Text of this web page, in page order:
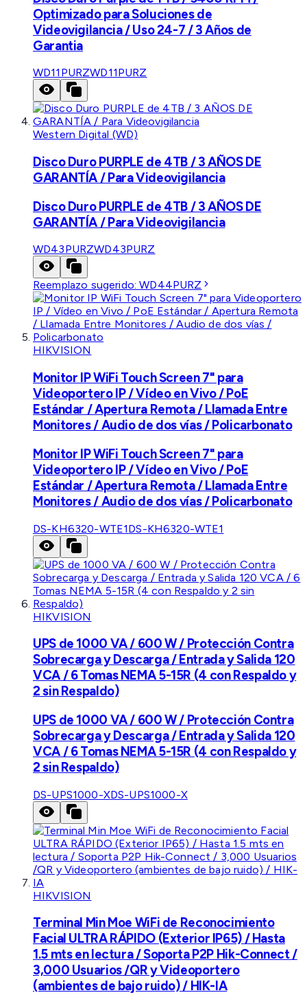
Optimizado para Soluciones de
Videovigilancia / Uso 24-7 / 3 Años de
Garantia
WD11PURZWD11PURZ
Western Digital (WD)
Disco Duro PURPLE de 4TB / 3 AÑOS DE
GARANTÍA / Para Videovigilancia
Disco Duro PURPLE de 4TB / 3 AÑOS DE
GARANTÍA / Para Videovigilancia
WD43PURZWD43PURZ
Reemplazo sugerido:WD44PURZ
HIKVISION
Monitor IP WiFi Touch Screen 7" para
Videoportero IP / Vídeo en Vivo / PoE
Estándar / Apertura Remota / Llamada Entre
Monitores / Audio de dos vías / Policarbonato
Monitor IP WiFi Touch Screen 7" para
Videoportero IP / Vídeo en Vivo / PoE
Estándar / Apertura Remota / Llamada Entre
Monitores / Audio de dos vías / Policarbonato
DS-KH6320-WTE1DS-KH6320-WTE1
HIKVISION
UPS de 1000 VA / 600 W / Protección Contra
Sobrecarga y Descarga / Entrada y Salida 120
VCA / 6 Tomas NEMA 5-15R (4 con Respaldo y
2 sin Respaldo)
UPS de 1000 VA / 600 W / Protección Contra
Sobrecarga y Descarga / Entrada y Salida 120
VCA / 6 Tomas NEMA 5-15R (4 con Respaldo y
2 sin Respaldo)
DS-UPS1000-XDS-UPS1000-X
HIKVISION
Terminal Min Moe WiFi de Reconocimiento
Facial ULTRA RÁPIDO (Exterior IP65) / Hasta
1.5 mts en lectura / Soporta P2P Hik-Connect /
3,000 Usuarios /QR y Videoportero
(ambientes de bajo ruido) / HIK-IA